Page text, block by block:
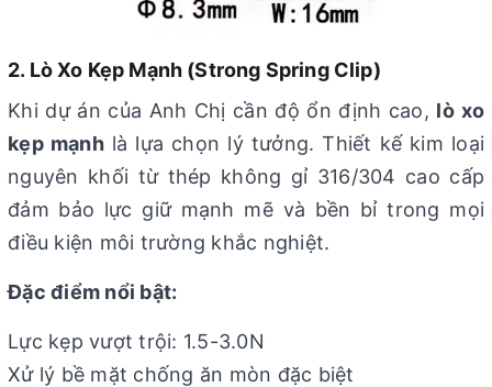
2. Lò Xo Kẹp Mạnh (Strong Spring Clip)
Khi dự án của Anh Chị cần độ ổn định cao, lò xo
kẹp mạnhlà lựa chọn lý tưởng. Thiết kế kim loại
nguyên khối từ thép không gỉ 316/304 cao cấp
đảm bảo lực giữ mạnh mẽ và bền bỉ trong mọi
điều kiện môi trường khắc nghiệt.
Đặc điểm nổi bật:
Lực kẹp vượt trội: 1.5-3.0N
Xử lý bề mặt chống ăn mòn đặc biệt